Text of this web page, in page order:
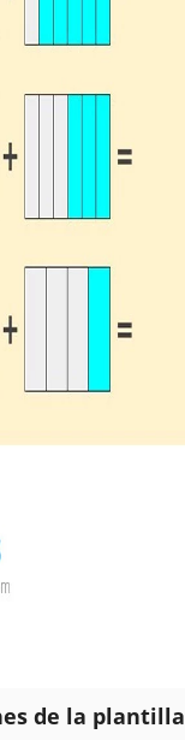
de la plantilla